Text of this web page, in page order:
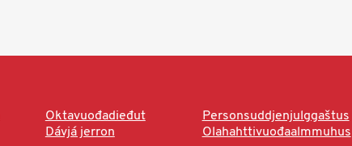
Oktavuođadieđut
Personsuddjenjulggaštus
Dávjá jerron Olahahttivuođaalmmuhus